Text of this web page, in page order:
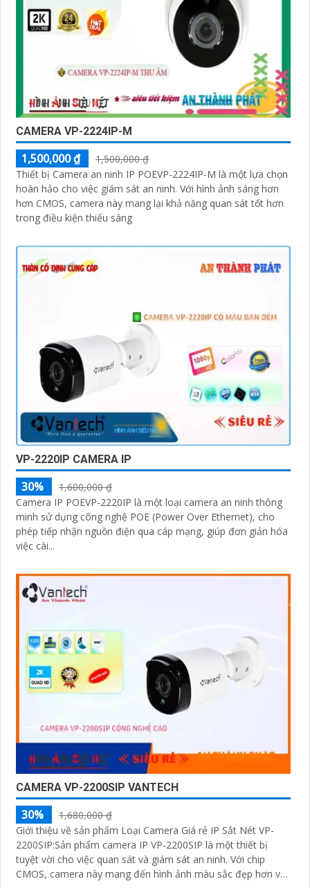
CAMERA VP-2224IP-M
1,500,000 ₫
1,500,000 ₫
Thiết bị Camera an ninh IP POEVP-2224IP-M là một lựa chọn
hoàn hảo cho việc giám sát an ninh. Với hình ảnh sáng hơn
hơn CMOS, camera này mang lại khả năng quan sát tốt hơn
trong điều kiện thiếu sáng
VP-2220IP CAMERA IP
30%
1,600,000 ₫
Camera IP POEVP-2220IP là một loại camera an ninh thông
minh sử dụng công nghệ POE (Power Over Ethernet), cho
phép tiếp nhận nguồn điện qua cáp mạng, giúp đơn giản hóa
việc cài...
CAMERA VP-2200SIP VANTECH
30%
1,680,000 ₫
Giới thiệu về sản phẩm Loại Camera Giá rẻ IP Sắt Nét VP-
2200SIP:Sản phẩm camera IP VP-2200SIP là một thiết bị
tuyệt vời cho việc quan sát và giám sát an ninh. Với chip
CMOS, camera này mang đến hình ảnh màu sắc đẹp hơn và